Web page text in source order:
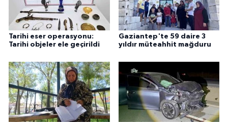
Tarihi eser operasyonu:
Tarihi objeler ele geçirildi
Gaziantep'te 59 daire 3
yıldır müteahhit mağduru